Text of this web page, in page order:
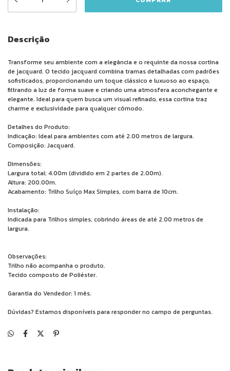
Descrição
Transforme seu ambiente com a elegância e o requinte da nossa cortina
de jacquard. O tecido jacquard combina tramas detalhadas com padrões
sofisticados, proporcionando um toque clássico e luxuoso ao espaço,
filtrando a luz de forma suave e criando uma atmosfera aconchegante e
elegante. Ideal para quem busca um visual refinado, essa cortina traz
charme e exclusividade para qualquer cômodo.
Detalhes do Produto:
Indicação: Ideal para ambientes com até 2.00 metros de largura.
Composição: Jacquard.
Dimensões:
Largura total: 4.00m (dividido em 2 partes de 2.00m).
Altura: 200.00m.
Acabamento: Trilho Suíço Max Simples, com barra de 10cm.
Instalação:
Indicada para Trilhos simples, cobrindo áreas de até 2.00 metros de
largura.
Observações:
Trilho não acompanha o produto.
Tecido composto de Poliéster.
Garantia do Vendedor: 1 mês.
Dúvidas? Estamos disponíveis para responder no campo de perguntas.